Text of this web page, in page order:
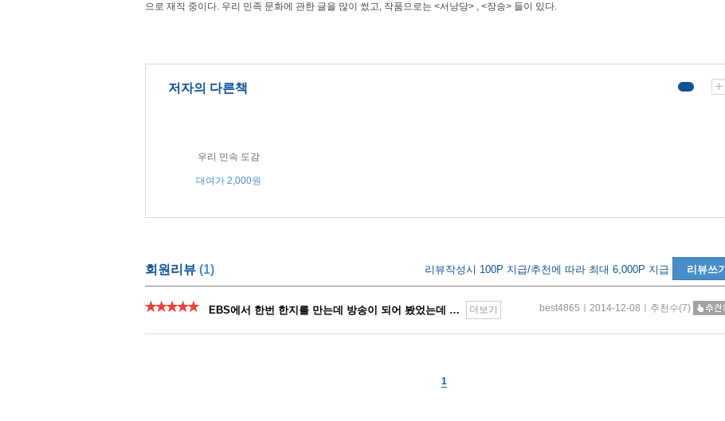
으로 재직 중이다. 우리 민족 문화에 관한 글을 많이 썼고, 작품으로는 <서낭당> , <장승> 들이 있다.
저자의 다른책
우리 민속 도감
대여가 2,000원
회원리뷰 (1) 리뷰작성시 100P 지급/추천에 따라 최대 6,000P 지급 리뷰쓰기
EBS에서 한번 한지를 만는데 방송이 되어 봤었는데 한지돌이를 보면서 아이와 기억을 더듬어 더보기 best4865ㅣ2014-12-08ㅣ추천수(7)
1